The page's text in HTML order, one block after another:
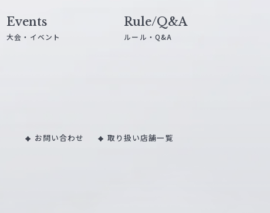
Events
大会・イベント
Rule/Q&A
ルール・Q&A
お問い合わせ 取り扱い店舗一覧